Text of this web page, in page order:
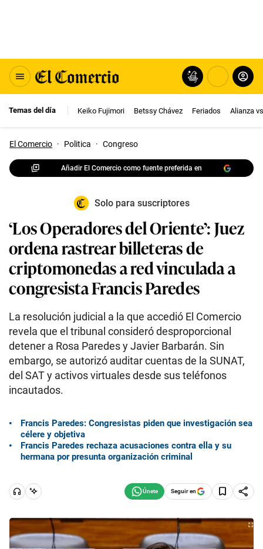
Temas del día Keiko Fujimori Betssy Chávez Feriados Alianza
El Comercio · Politica · Congreso
Añadir El Comercio como fuente preferida en
Solo para suscriptores
‘Los Operadores del Oriente’: Juez
ordena rastrear billeteras de
criptomonedas a red vinculada a
congresista Francis Paredes
La resolución judicial a la que accedió El Comercio
revela que el tribunal consideró desproporcional
detener a Rosa Paredes y Javier Barbarán. Sin
embargo, se autorizó auditar cuentas de la SUNAT,
del SAT y activos virtuales desde sus teléfonos
incautados.
Francis Paredes: Congresistas piden que investigación sea
célere y objetiva
Francis Paredes rechaza acusaciones contra ella y su
hermana por presunta organización criminal
Seguir en